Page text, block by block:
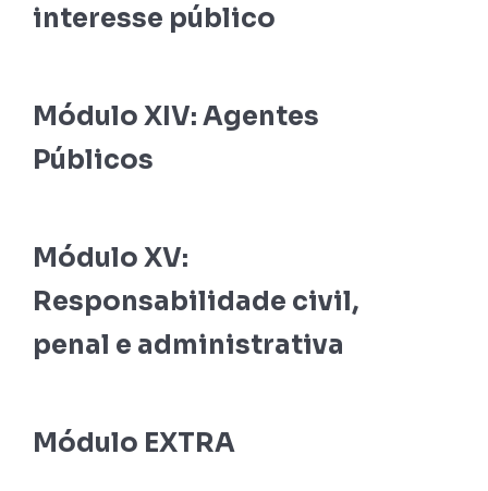
interesse público
Módulo XIV: Agentes
Públicos
Módulo XV:
Responsabilidade civil,
penal e administrativa
Módulo EXTRA